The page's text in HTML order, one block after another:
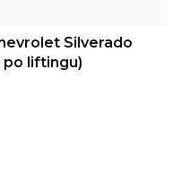
Silverado
po liftingu)